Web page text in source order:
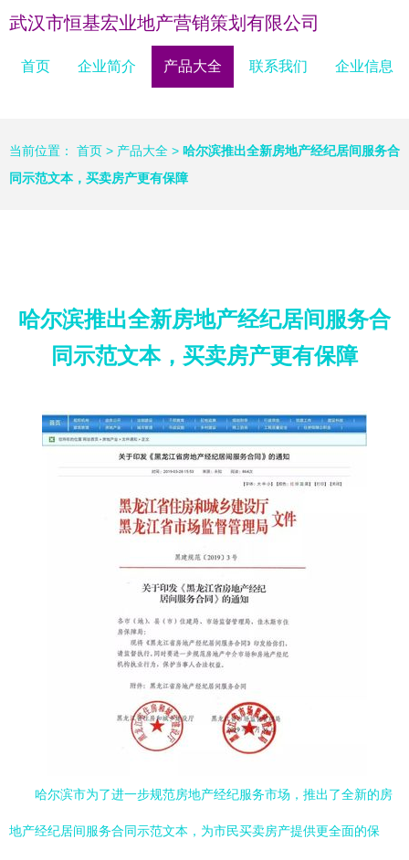
武汉市恒基宏业地产营销策划有限公司
首页 企业简介 产品大全 联系我们 企业信息
当前位置： 首页 > 产品大全 > 哈尔滨推出全新房地产经纪居间服务合
同示范文本，买卖房产更有保障
哈尔滨推出全新房地产经纪居间服务合
同示范文本，买卖房产更有保障
哈尔滨市为了进一步规范房地产经纪服务市场，推出了全新的房
地产经纪居间服务合同示范文本，为市民买卖房产提供更全面的保